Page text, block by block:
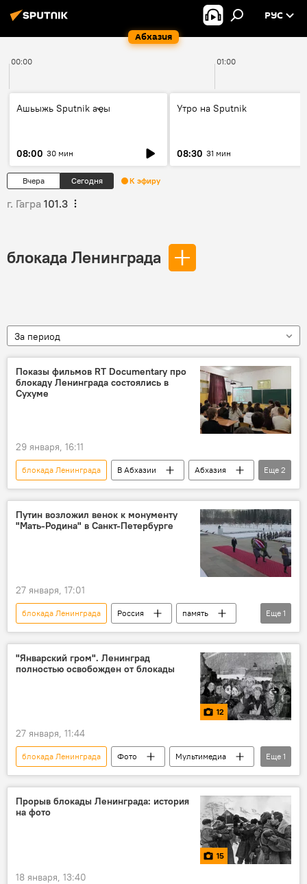
Абхазия
РУС
00:00 01:00
Ашьыжь Sputnik аҿы
08:00 30 мин
Утро на Sputnik
08:30 31 мин
Вчера Сегодня К эфиру
г. Гагра 101.3
блокада Ленинграда
За период
Показы фильмов RT Documentary про
блокаду Ленинграда состоялись в
Сухуме
29 января, 16:11
блокада Ленинграда В Абхазии
Абхазия
RT
Новости
Еще 2
Путин возложил венок к монументу
"Мать-Родина" в Санкт-Петербурге
27 января, 17:01
блокада Ленинграда Россия
память
Новости
Еще 1
"Январский гром". Ленинград
полностью освобожден от блокады
12
27 января, 11:44
блокада Ленинграда Фото
Мультимедиа
Великая Отечественная война
Еще 1
Прорыв блокады Ленинграда: история
на фото
15
18 января, 13:40